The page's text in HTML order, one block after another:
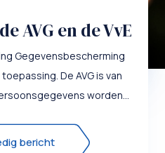
AVG en de VvE
Gegevensbescherming
De AVG is van
worden
bericht